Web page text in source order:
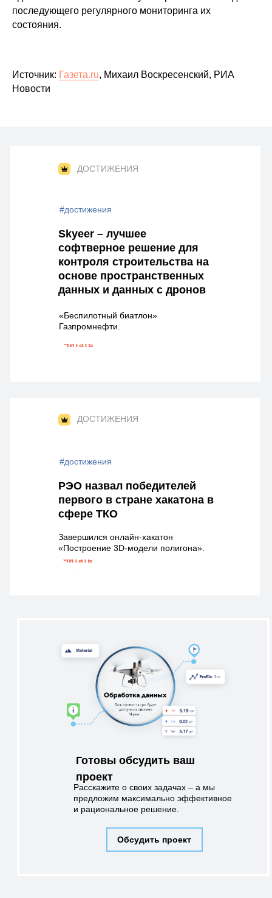
последующего регулярного мониторинга их
состояния.
Источник: Газета.ru, Михаил Воскресенский, РИА
Новости
Читать
→
РЭО назвал победителей
первого в стране хакатона в
сфере ТКО
Завершился онлайн-хакатон
«Построение 3D-модели полигона».
#достижения
ДОСТИЖЕНИЯ
Читать
→
Skyeer – лучшее
софтверное решение для
контроля строительства на
основе пространственных
данных и данных с дронов
«Беспилотный биатлон»
Газпромнефти.
#достижения
ДОСТИЖЕНИЯ
Готовы обсудить ваш
проект
Расскажите о своих задачах – а мы
предложим максимально эффективное
и рациональное решение.
Обсудить проект